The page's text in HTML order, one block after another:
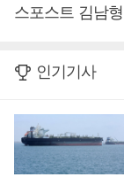
스포스트 김남
인기기사